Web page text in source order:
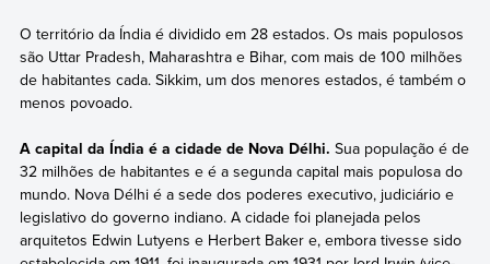
O território da Índia é dividido em 28 estados. Os mais populosos
são Uttar Pradesh, Maharashtra e Bihar, com mais de 100 milhões
de habitantes cada. Sikkim, um dos menores estados, é também o
menos povoado.
A capital da Índia é a cidade de Nova Délhi. Sua população é de
32 milhões de habitantes e é a segunda capital mais populosa do
mundo. Nova Délhi é a sede dos poderes executivo, judiciário e
legislativo do governo indiano. A cidade foi planejada pelos
arquitetos Edwin Lutyens e Herbert Baker e, embora tivesse sido